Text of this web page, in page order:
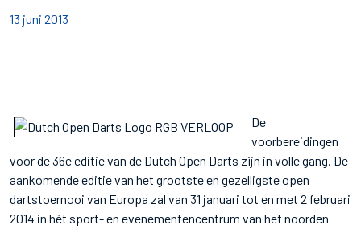
13 juni 2013
De
voorbereidingen
voor de 36e editie van de Dutch Open Darts zijn in volle gang. De
aankomende editie van het grootste en gezelligste open
dartstoernooi van Europa zal van 31 januari tot en met 2 februari
2014 in hét sport- en evenementencentrum van het noorden